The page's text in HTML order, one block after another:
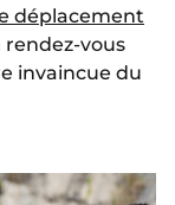
déplacement
vous
invaincue du